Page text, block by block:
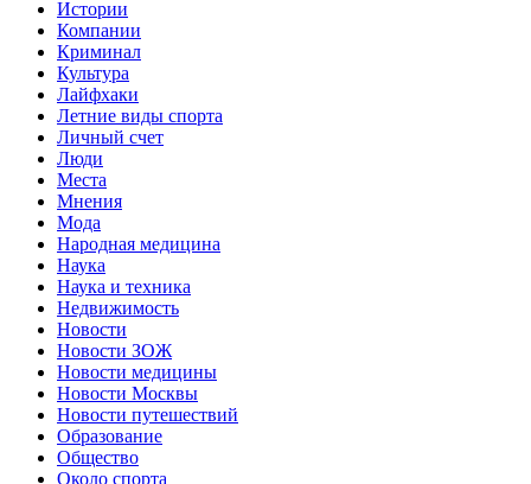
Истории
Компании
Криминал
Культура
Лайфхаки
Летние виды спорта
Личный счет
Люди
Места
Мнения
Мода
Народная медицина
Наука
Наука и техника
Недвижимость
Новости
Новости ЗОЖ
Новости медицины
Новости Москвы
Новости путешествий
Образование
Общество
Около спорта